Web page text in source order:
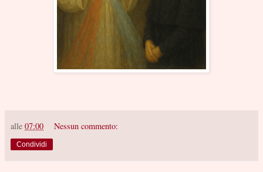
alle 07:00 Nessun commento:
Condividi